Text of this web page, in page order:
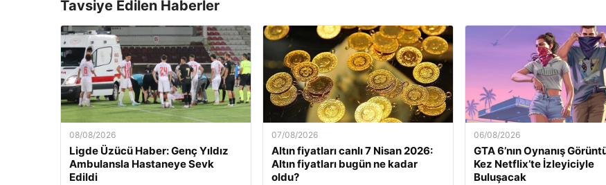
Tavsiye Edilen Haberler
08/08/2026
Ligde Üzücü Haber: Genç Yıldız
Ambulansla Hastaneye Sevk
Edildi
07/08/2026
Altın fiyatları canlı 7 Nisan 2026:
Altın fiyatları bugün ne kadar
oldu?
06/08/2026
GTA 6’nın Oynanış
Kez Netflix’te İzleyiciyle
Buluşacak